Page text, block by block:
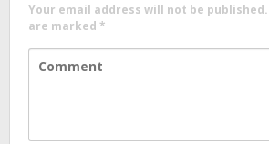
Your email address will not be published.
are marked *